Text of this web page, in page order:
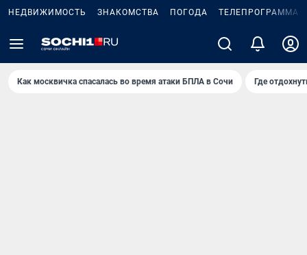
НЕДВИЖИМОСТЬ ЗНАКОМСТВА ПОГОДА ТЕЛЕПРОГРАММА
Как москвичка спасалась во время атаки БПЛА в Сочи Где